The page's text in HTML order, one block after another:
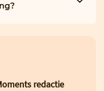
redactie